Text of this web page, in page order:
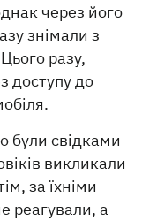
через його
знімали з
разу,
доступу до
були свідками
викликали
за їхніми
реагували, а